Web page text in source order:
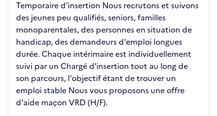
Temporaire d'insertion Nous recrutons et suivons
des jeunes peu qualifiés, seniors, familles
monoparentales, des personnes en situation de
handicap, des demandeurs d'emploi longues
durée. Chaque intérimaire est individuellement
suivi par un Chargé d'insertion tout au long de
son parcours, l'objectif étant de trouver un
emploi stable Nous vous proposons une offre
d'aide maçon VRD (H/F).